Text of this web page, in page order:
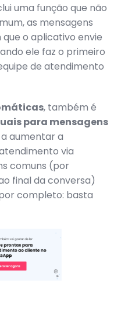
uma função que não
as mensagens
o aplicativo envie
ele faz o primeiro
de atendimento
, também é
para mensagens
a aumentar a
via
comuns (por
final da conversa)
completo: basta